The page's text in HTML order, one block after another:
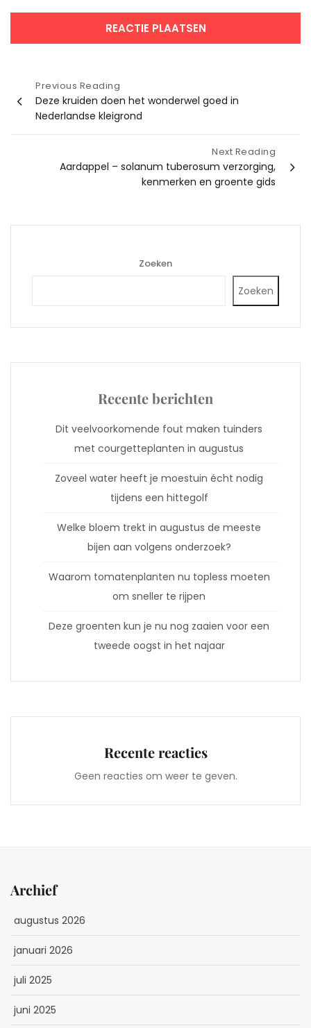
Bericht
navigatie
Previous Reading
Deze kruiden doen het wonderwel goed in
Nederlandse kleigrond
Next Reading
Aardappel – solanum tuberosum verzorging,
kenmerken en groente gids
Zoeken
Zoeken
Recente berichten
Dit veelvoorkomende fout maken tuinders
met courgetteplanten in augustus
Zoveel water heeft je moestuin écht nodig
tijdens een hittegolf
Welke bloem trekt in augustus de meeste
bijen aan volgens onderzoek?
Waarom tomatenplanten nu topless moeten
om sneller te rijpen
Deze groenten kun je nu nog zaaien voor een
tweede oogst in het najaar
Recente reacties
Geen reacties om weer te geven.
Archief
augustus 2026
januari 2026
juli 2025
juni 2025